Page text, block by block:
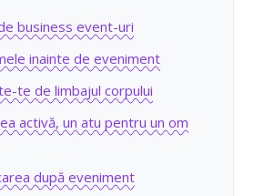
business event-uri
inainte de eveniment
te de limbajul corpului
activă, un atu pentru un om
după eveniment